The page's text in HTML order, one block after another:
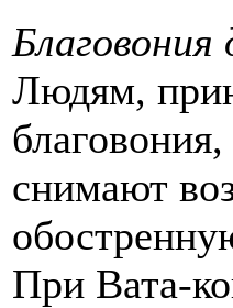
Людям,
снимают
При Вата-